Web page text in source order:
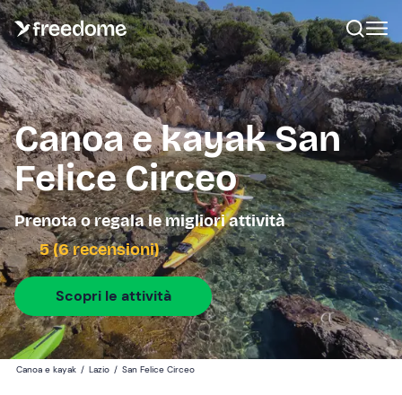
Canoa e kayak San
Felice Circeo
Prenota o regala le migliori attività
5 (6 recensioni)
Scopri le attività
Canoa e kayak / Lazio / San Felice Circeo